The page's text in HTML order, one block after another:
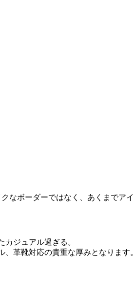
なボーダーではなく、あくまでア
ジュアル過ぎる。
革靴対応の貴重な厚みとなります。